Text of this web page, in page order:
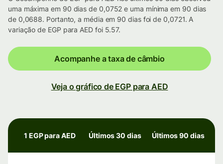
uma máxima em 90 dias de 0,0752 e uma mínima em 90 dias
de 0,0688. Portanto, a média em 90 dias foi de 0,0721. A
variação de EGP para AED foi 5.57.
Acompanhe a taxa de câmbio
Veja o gráfico de EGP para AED
1 EGP para AED Últimos 30 dias Últimos 90 dias